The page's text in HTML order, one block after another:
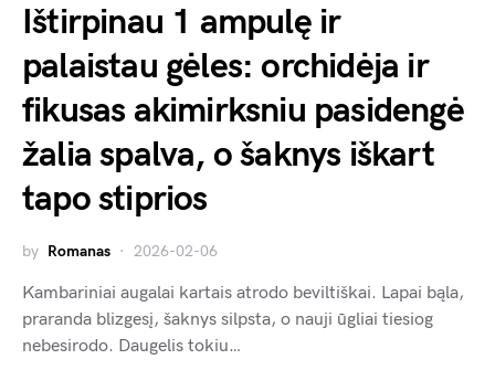
Ištirpinau 1 ampulę ir
palaistau gėles: orchidėja ir
fikusas akimirksniu pasidengė
žalia spalva, o šaknys iškart
tapo stiprios
by Romanas 2026-02-06
Kambariniai augalai kartais atrodo beviltiškai. Lapai bąla,
praranda blizgesį, šaknys silpsta, o nauji ūgliai tiesiog
nebesirodo. Daugelis tokiu…